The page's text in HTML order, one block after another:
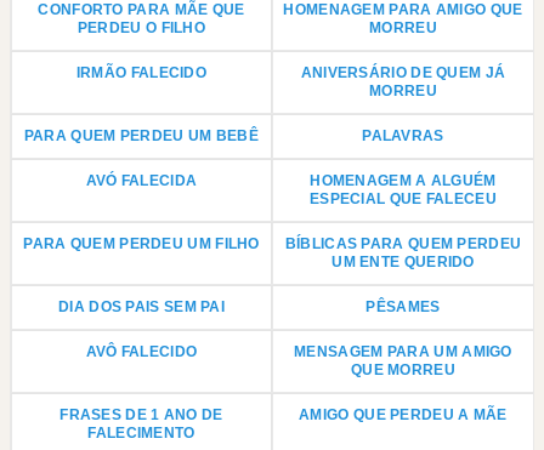
CONFORTO PARA MÃE QUE
PERDEU O FILHO
HOMENAGEM PARA AMIGO QUE
MORREU
IRMÃO FALECIDO
ANIVERSÁRIO DE QUEM JÁ
MORREU
PARA QUEM PERDEU UM BEBÊ PALAVRAS
AVÓ FALECIDA
HOMENAGEM A ALGUÉM
ESPECIAL QUE FALECEU
PARA QUEM PERDEU UM FILHO
BÍBLICAS PARA QUEM PERDEU
UM ENTE QUERIDO
DIA DOS PAIS SEM PAI PÊSAMES
AVÔ FALECIDO
MENSAGEM PARA UM AMIGO
QUE MORREU
FRASES DE 1 ANO DE
FALECIMENTO
AMIGO QUE PERDEU A MÃE